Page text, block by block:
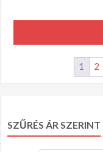
1 2
SZŰRÉS ÁR SZERINT